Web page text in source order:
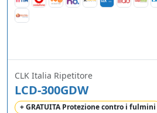
CLK Italia Ripetitore
LCD-300GDW
+ GRATUITA Protezione contro i fulmini